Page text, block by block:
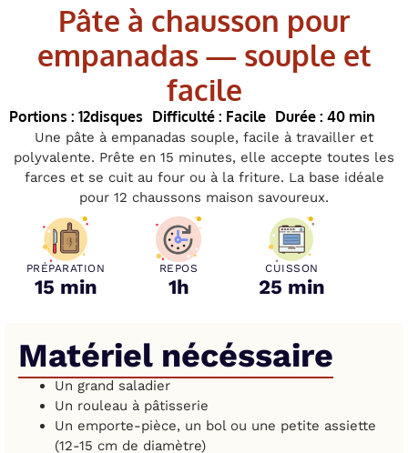
Pâte à chausson pour
empanadas — souple et
facile
Portions : 12disques Difficulté : Facile Durée : 40 min
Une pâte à empanadas souple, facile à travailler et
polyvalente. Prête en 15 minutes, elle accepte toutes les
farces et se cuit au four ou à la friture. La base idéale
pour 12 chaussons maison savoureux.
PRÉPARATION
15 min
REPOS
1h
CUISSON
25 min
Matériel nécéssaire
Un grand saladier
Un rouleau à pâtisserie
Un emporte-pièce, un bol ou une petite assiette
(12-15 cm de diamètre)